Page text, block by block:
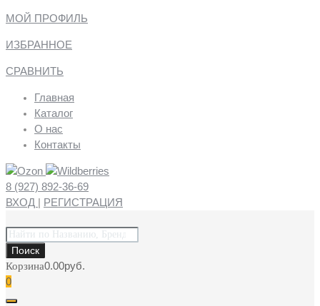
МОЙ ПРОФИЛЬ
ИЗБРАННОЕ
СРАВНИТЬ
Главная
Каталог
О нас
Контакты
8 (927) 892-36-69
ВХОД | РЕГИСТРАЦИЯ
Поиск
товаров
Поиск
Корзина0.00руб.
0